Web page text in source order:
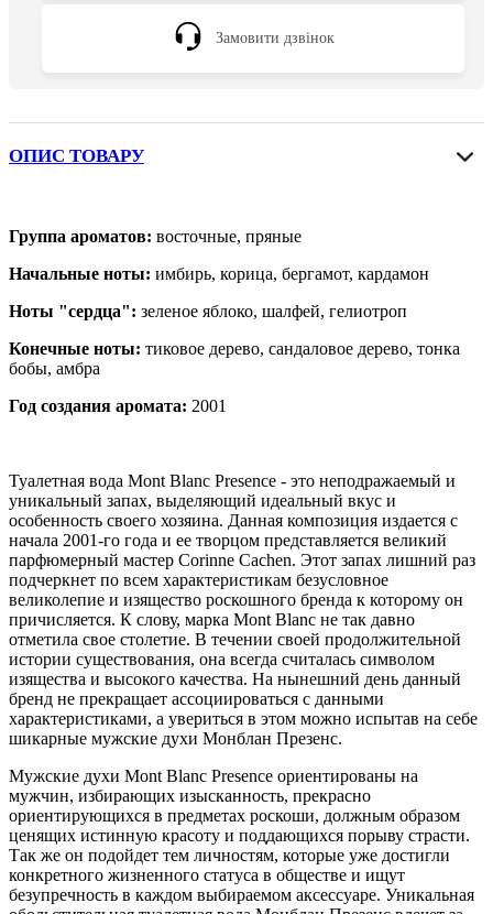
Замовити дзвінок
ОПИС ТОВАРУ
Группа ароматов: восточные, пряные
Начальные ноты: имбирь, корица, бергамот, кардамон
Ноты "сердца": зеленое яблоко, шалфей, гелиотроп
Конечные ноты: тиковое дерево, сандаловое дерево, тонка
бобы, амбра
Год создания аромата: 2001
Туалетная вода Mont Blanc Presence - это неподражаемый и
уникальный запах, выделяющий идеальный вкус и
особенность своего хозяина. Данная композиция издается с
начала 2001-го года и ее творцом представляется великий
парфюмерный мастер Corinne Cachen. Этот запах лишний раз
подчеркнет по всем характеристикам безусловное
великолепие и изящество роскошного бренда к которому он
причисляется. К слову, марка Mont Blanc не так давно
отметила свое столетие. В течении своей продолжительной
истории существования, она всегда считалась символом
изящества и высокого качества. На нынешний день данный
бренд не прекращает ассоциироваться с данными
характеристиками, а увериться в этом можно испытав на себе
шикарные мужские духи Монблан Презенс.
Мужские духи Mont Blanc Presence ориентированы на
мужчин, избирающих изысканность, прекрасно
ориентирующихся в предметах роскоши, должным образом
ценящих истинную красоту и поддающихся порыву страсти.
Так же он подойдет тем личностям, которые уже достигли
конкретного жизненного статуса в обществе и ищут
безупречность в каждом выбираемом аксессуаре. Уникальная